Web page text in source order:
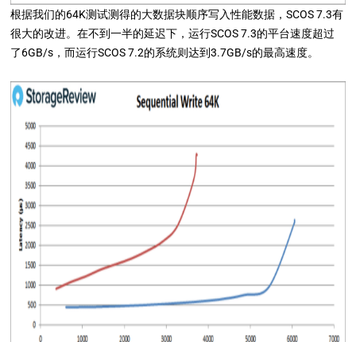
根据我们的64K测试测得的大数据块顺序写入性能数据，SCOS 7.3有
很大的改进。在不到一半的延迟下，运行SCOS 7.3的平台速度超过
了6GB/s，而运行SCOS 7.2的系统则达到3.7GB/s的最高速度。